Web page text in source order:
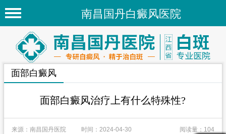
南昌国丹白癜风医院
首页
医院简介
医院新闻
专家团队
先进技术
面部白癜风
面部白癜风治疗上有什么特殊性?
来源：南昌国丹医院 时间：2024-04-30 阅读量：104